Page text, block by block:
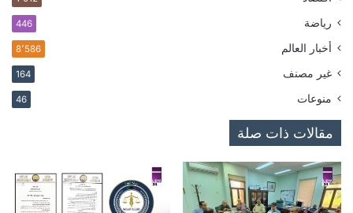
رياضة 446
أخبار العالم 8٬586
غير مصنف 164
منوعات 46
مقالات ذات صلة